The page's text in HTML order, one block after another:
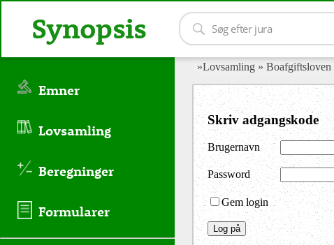
»Lovsamling » Boafgiftsloven
Skriv adgangskode
Brugernavn
Password
Gem login
Emner
Lovsamling
Beregninger
Formularer
Synopsis